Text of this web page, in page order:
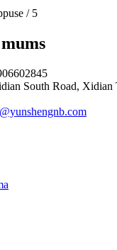
/ 5
South Road, Xidian